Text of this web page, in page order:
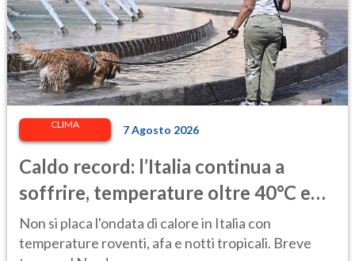
CLIMA 7 Agosto 2026
Caldo record: l’Italia continua a
soffrire, temperature oltre 40°C e
afa per altri 10 giorni
Non si placa l'ondata di calore in Italia con
temperature roventi, afa e notti tropicali. Breve